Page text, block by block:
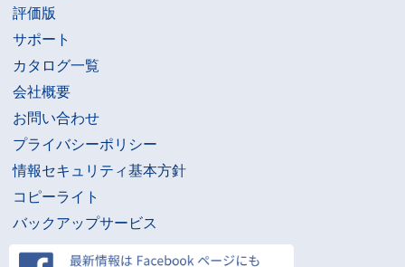
評価版
サポート
カタログ一覧
会社概要
お問い合わせ
プライバシーポリシー
情報セキュリティ基本方針
コピーライト
バックアップサービス